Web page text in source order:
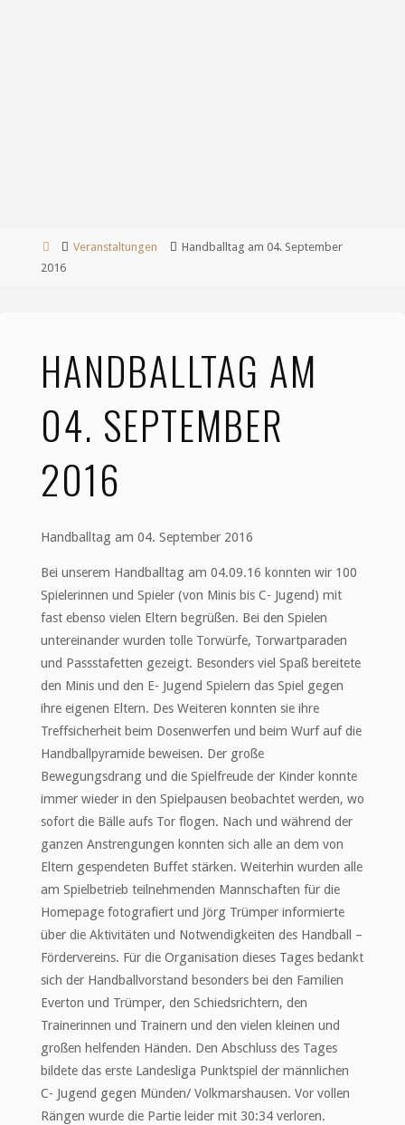
StartVeranstaltungen
Handballtag am 04. September
2016
HANDBALLTAG AM
04. SEPTEMBER
2016
Handballtag am 04. September 2016
Bei unserem Handballtag am 04.09.16 konnten wir 100
Spielerinnen und Spieler (von Minis bis C- Jugend) mit
fast ebenso vielen Eltern begrüßen. Bei den Spielen
untereinander wurden tolle Torwürfe, Torwartparaden
und Passstafetten gezeigt. Besonders viel Spaß bereitete
den Minis und den E- Jugend Spielern das Spiel gegen
ihre eigenen Eltern. Des Weiteren konnten sie ihre
Treffsicherheit beim Dosenwerfen und beim Wurf auf die
Handballpyramide beweisen. Der große
Bewegungsdrang und die Spielfreude der Kinder konnte
immer wieder in den Spielpausen beobachtet werden, wo
sofort die Bälle aufs Tor flogen. Nach und während der
ganzen Anstrengungen konnten sich alle an dem von
Eltern gespendeten Buffet stärken. Weiterhin wurden alle
am Spielbetrieb teilnehmenden Mannschaften für die
Homepage fotografiert und Jörg Trümper informierte
über die Aktivitäten und Notwendigkeiten des Handball –
Fördervereins. Für die Organisation dieses Tages bedankt
sich der Handballvorstand besonders bei den Familien
Everton und Trümper, den Schiedsrichtern, den
Trainerinnen und Trainern und den vielen kleinen und
großen helfenden Händen. Den Abschluss des Tages
bildete das erste Landesliga Punktspiel der männlichen
C- Jugend gegen Münden/ Volkmarshausen. Vor vollen
Rängen wurde die Partie leider mit 30:34 verloren.